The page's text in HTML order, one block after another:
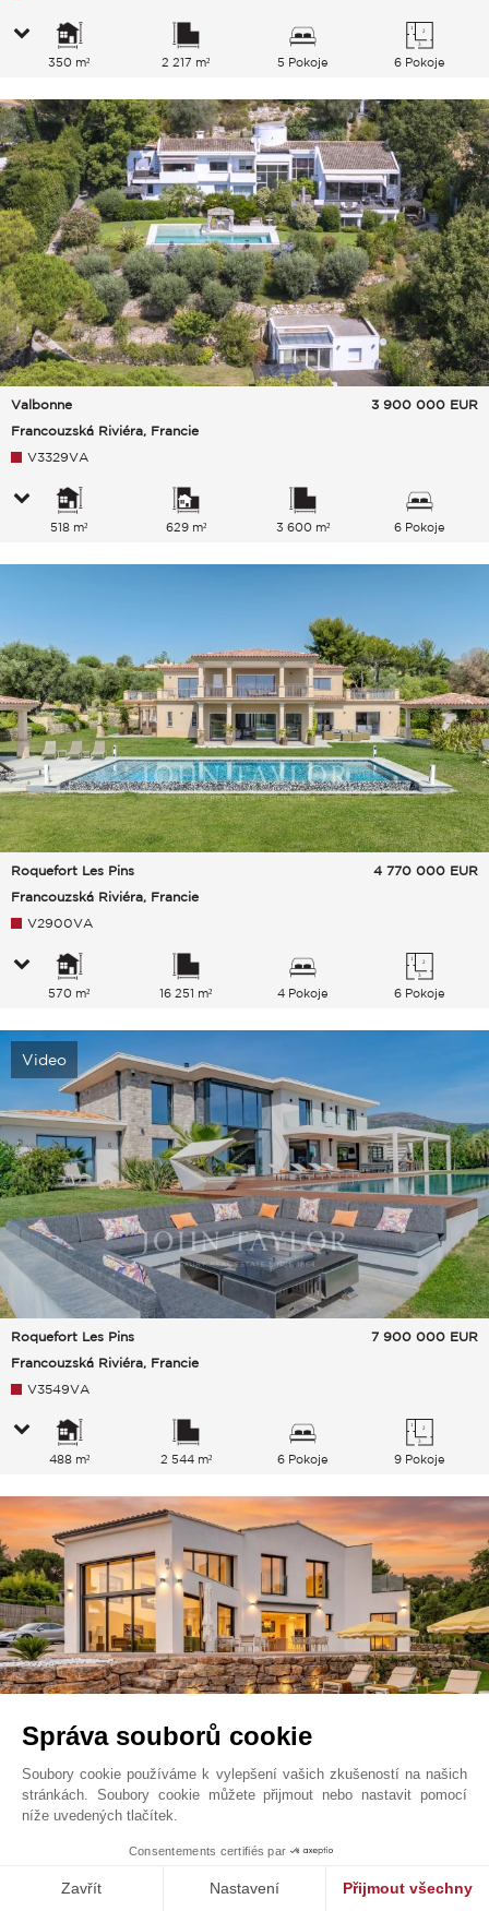
350 m² 2 217 m² 5 Pokoje 6 Pokoje
Valbonne
Francouzská Riviéra, Francie
3 900 000 EUR
V3329VA
518 m² 629 m² 3 600 m² 6 Pokoje
Roquefort Les Pins
Francouzská Riviéra, Francie
4 770 000 EUR
V2900VA
570 m² 16 251 m² 4 Pokoje 6 Pokoje
Video
Roquefort Les Pins
Francouzská Riviéra, Francie
7 900 000 EUR
V3549VA
488 m² 2 544 m² 6 Pokoje 9 Pokoje
Valbonne
Francouzská Riviéra, Francie
8 000 EUR
Správa souborů cookie
Soubory cookie používáme k vylepšení vašich zkušeností na našich
stránkách. Soubory cookie můžete přijmout nebo nastavit pomocí
níže uvedených tlačítek.
Consentements certifiés par
Zavřít Nastavení Přijmout všechny